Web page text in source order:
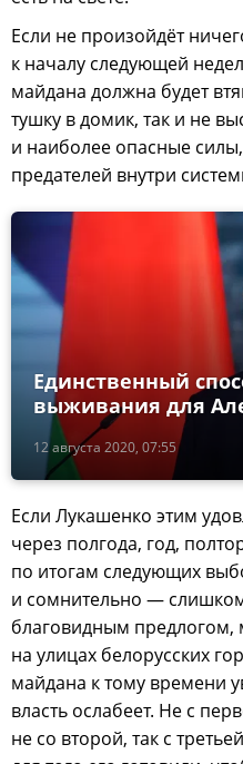
Если не произойдёт
к началу следующей
майдана должна будет
тушку в домик, так и не
и наиболее опасные
предателей внутри
12 августа 2020, 07:55
Единственный
выживания для
Если Лукашенко этим
через полгода, год,
по итогам следующих
и сомнительно —
благовидным предлогом,
на улицах белорусских
майдана к тому времени
власть ослабеет. Не с
не со второй, так с